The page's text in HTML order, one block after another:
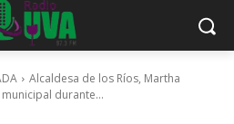
Alcaldesa de los Ríos, Martha
durante...